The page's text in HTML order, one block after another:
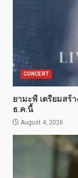
CONCERT
ยามะพี เตรียมสร้
ธ.ค.นี้
August 4, 2026